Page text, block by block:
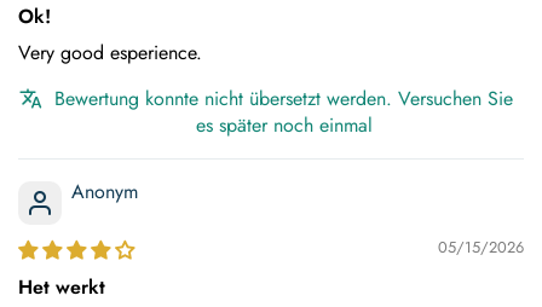
Ok!
Very good esperience.
Bewertung konnte nicht übersetzt werden. Versuchen Sie
es später noch einmal
Anonym
05/15/2026
Het werkt